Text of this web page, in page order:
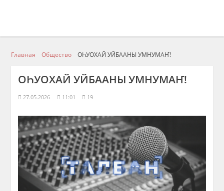
Главная Общество ОҺУОХАЙ УЙБААНЫ УМНУМАҤ!
ОҺУОХАЙ УЙБААНЫ УМНУМАҤ!
27.05.2026 11:01 19